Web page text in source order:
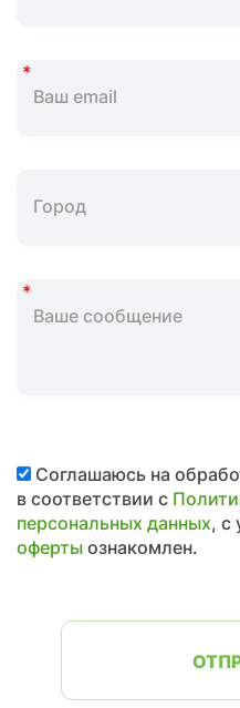
Соглашаюсь на
в соответствии с
персональных данных, с
офертыознакомлен.